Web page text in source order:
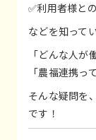
✅利用者様と
などを知って
「どんな人が
「農福連携っ
そんな疑問を
です！